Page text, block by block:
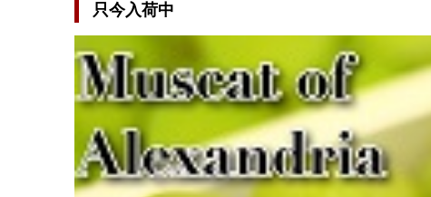
只今入荷中